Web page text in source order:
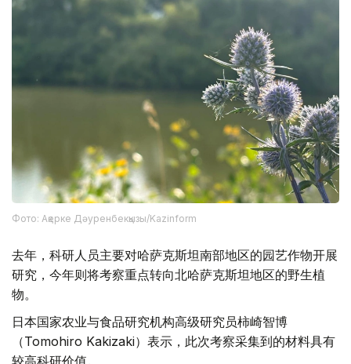
Фото: Ақерке Дәуренбекқызы/Kazinform
去年，科研人员主要对哈萨克斯坦南部地区的园艺作物开展
研究，今年则将考察重点转向北哈萨克斯坦地区的野生植
物。
日本国家农业与食品研究机构高级研究员柿崎智博
（Tomohiro Kakizaki）表示，此次考察采集到的材料具有
较高科研价值。